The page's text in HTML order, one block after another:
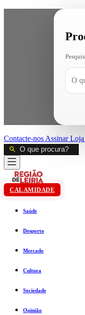
Contacte-nos AssinarLoja
CALAMIDADE
Saúde
Desporto
Mercado
Cultura
Sociedade
Opinião